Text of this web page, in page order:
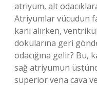
atriyum, alt
Atriyumlar vücudun
kanı alırken,
dokularına geri
odacığına gelir? Bu,
sağ atriyumun
superior vena cava